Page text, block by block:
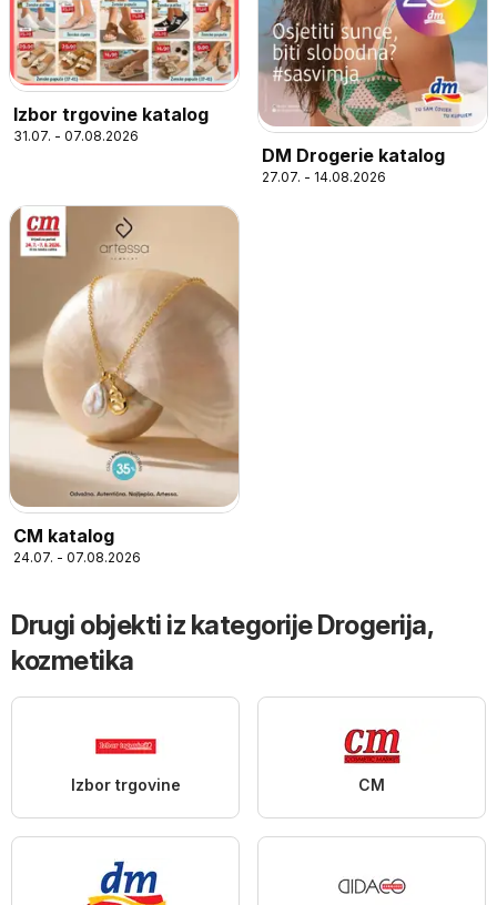
Izbor trgovine katalog
31.07. - 07.08.2026
DM Drogerie katalog
27.07. - 14.08.2026
CM katalog
24.07. - 07.08.2026
Drugi objekti iz kategorije Drogerija,
kozmetika
Izbor trgovine CM